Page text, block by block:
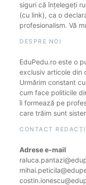
siguri că înțelegeți
(cu link), ca o
profesionalism. Vă
DESPRE NOI
EduPedu.ro este o
exclusiv articole din
Urmărim constant
cum face politicile
îi formează pe
care trăim sunt
CONTACT
Adrese e-mail